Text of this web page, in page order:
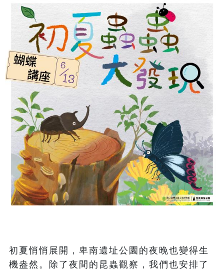
初夏悄悄展開，卑南遺址公園的夜晚也變得生
機盎然。除了夜間的昆蟲觀察，我們也安排了